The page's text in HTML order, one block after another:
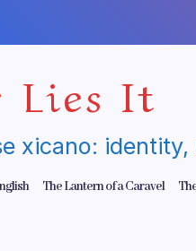
Lies It
xicano:
The Lantern of a Caravel